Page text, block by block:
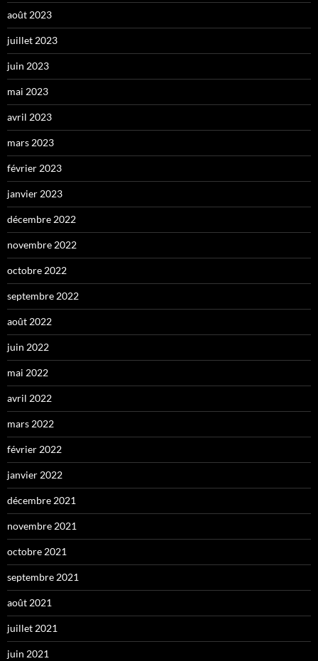
août 2023
juillet 2023
juin 2023
mai 2023
avril 2023
mars 2023
février 2023
janvier 2023
décembre 2022
novembre 2022
octobre 2022
septembre 2022
août 2022
juin 2022
mai 2022
avril 2022
mars 2022
février 2022
janvier 2022
décembre 2021
novembre 2021
octobre 2021
septembre 2021
août 2021
juillet 2021
juin 2021